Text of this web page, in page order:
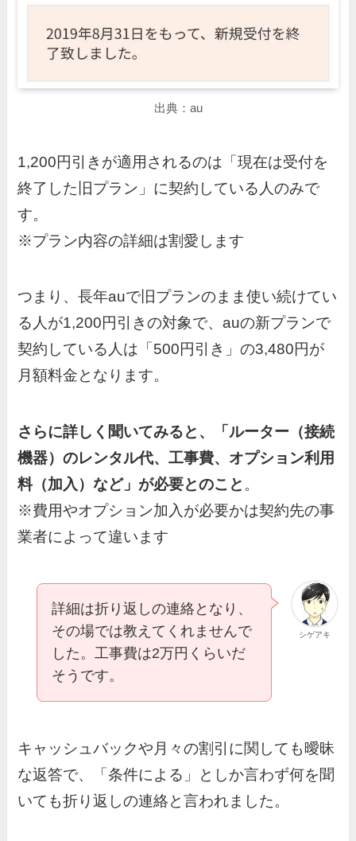
出典：au
1,200円引きが適用されるのは「現在は受付を
終了した旧プラン」に契約している人のみで
す。
※プラン内容の詳細は割愛します
つまり、長年auで旧プランのまま使い続けてい
る人が1,200円引きの対象で、auの新プランで
契約している人は「500円引き」の3,480円が
月額料金となります。
さらに詳しく聞いてみると、「ルーター（接続
機器）のレンタル代、工事費、オプション利用
料（加入）など」が必要とのこと 。
※費用やオプション加入が必要かは契約先の事
業者によって違います
シゲアキ
詳細は折り返しの連絡となり、
その場では教えてくれませんで
した。工事費は2万円くらいだ
そうです。
キャッシュバックや月々の割引に関しても曖昧
な返答で、「条件による」としか言わず何を聞
いても折り返しの連絡と言われました。